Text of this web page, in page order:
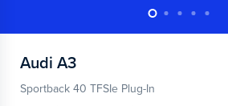
Audi A3
Sportback 40 TFSIe Plug-In